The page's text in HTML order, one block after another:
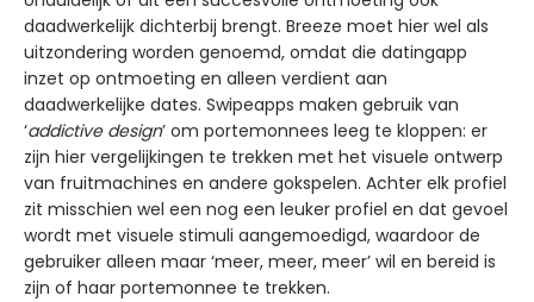
daadwerkelijk dichterbij brengt. Breeze moet hier wel als
uitzondering worden genoemd, omdat die datingapp
inzet op ontmoeting en alleen verdient aan
daadwerkelijke dates. Swipeapps maken gebruik van
‘addictive design’ om portemonnees leeg te kloppen: er
zijn hier vergelijkingen te trekken met het visuele ontwerp
van fruitmachines en andere gokspelen. Achter elk profiel
zit misschien wel een nog een leuker profiel en dat gevoel
wordt met visuele stimuli aangemoedigd, waardoor de
gebruiker alleen maar ‘meer, meer, meer’ wil en bereid is
zijn of haar portemonnee te trekken.